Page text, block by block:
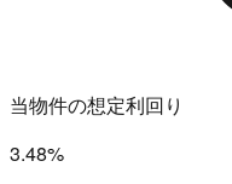
当物件の想定利回り
3.48%